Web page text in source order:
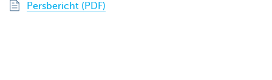
Persbericht (PDF)